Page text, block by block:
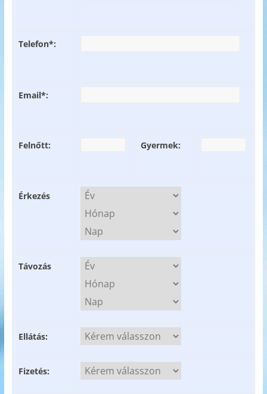
Telefon*:
Email*:
Felnőtt: Gyermek:
Érkezés
Távozás
Ellátás:
Fizetés: